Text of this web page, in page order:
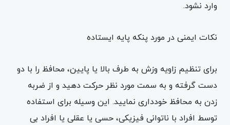
وارد نشود.
نکات ایمنی در مورد پنکه پایه ایستاده
برای تنظیم زاویه وزش به طرف بالا یا پایین، محافظ را با دو
دست گرفته و به سمت مورد نظر حرکت دهید و از ضربه
زدن به محافظ خودداری نمایید. این وسیله برای استفاده
توسط افراد با ناتوانی فیزیکی، حسی یا عقلی یا افراد بی